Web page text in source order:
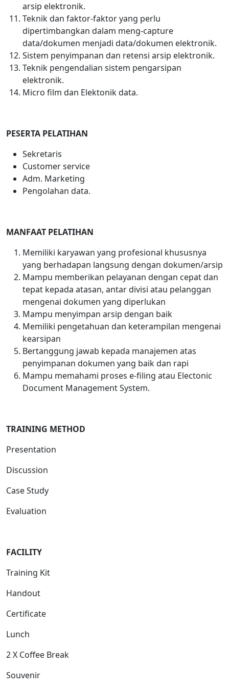
arsip elektronik.
Teknik dan faktor-faktor yang perlu
dipertimbangkan dalam meng-capture
data/dokumen menjadi data/dokumen elektronik.
Sistem penyimpanan dan retensi arsip elektronik.
Teknik pengendalian sistem pengarsipan
elektronik.
Micro film dan Elektonik data.
PESERTA PELATIHAN
Sekretaris
Customer service
Adm. Marketing
Pengolahan data.
MANFAAT PELATIHAN
Memiliki karyawan yang profesional khususnya
yang berhadapan langsung dengan dokumen/arsip
Mampu memberikan pelayanan dengan cepat dan
tepat kepada atasan, antar divisi atau pelanggan
mengenai dokumen yang diperlukan
Mampu menyimpan arsip dengan baik
Memiliki pengetahuan dan keterampilan mengenai
kearsipan
Bertanggung jawab kepada manajemen atas
penyimpanan dokumen yang baik dan rapi
Mampu memahami proses e-filing atau Electonic
Document Management System.
TRAINING METHOD
Presentation
Discussion
Case Study
Evaluation
FACILITY
Training Kit
Handout
Certificate
Lunch
2 X Coffee Break
Souvenir